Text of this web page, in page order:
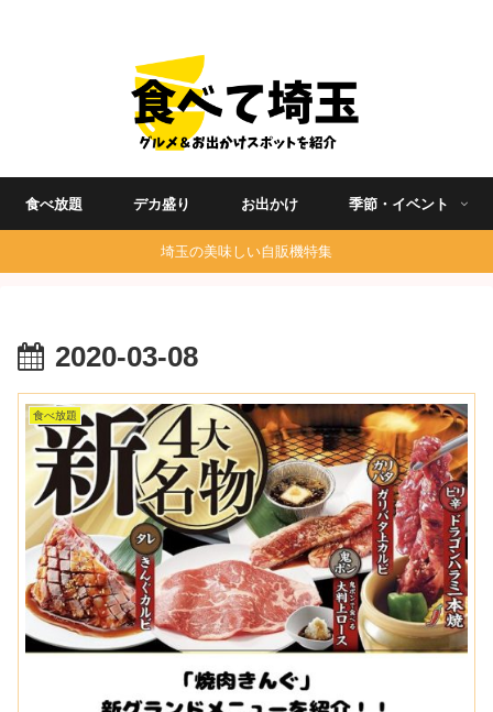
食べ放題 デカ盛り お出かけ 季節・イベント
埼玉の美味しい自販機特集
2020-03-08
食べ放題